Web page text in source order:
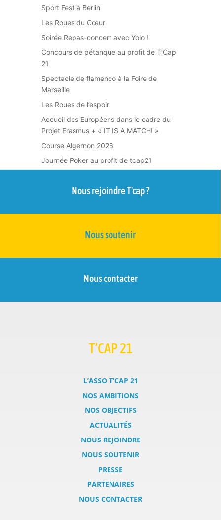
Sport Fest à Berlin
Les Roues du Cœur
Soirée Repas-concert avec Yolo !
Concours de pétanque au profit de T’Cap
21
Spectacle de flamenco à la Foire de
Marseille
Les Roues de l’espoir
Accueil des Européens dans le cadre du
Projet Erasmus + « IT IS A MATCH! »
Course Algernon 2026
Journée Poker au profit de tcap21
Nous rejoindre T'cap ?
Nous soutenir
Nous contacter
T’CAP 21
L’ASSO T’CAP 21
NOS AMBITIONS
NOS OBJECTIFS
ACTUALITÉS
NOUS REJOINDRE
NOUS SOUTENIR
PRESSE
PARTENAIRES
NOUS CONTACTER